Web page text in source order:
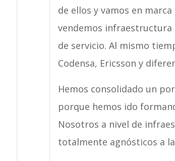
de ellos y vamos en
vendemos infraestructura
de servicio. Al mismo
Codensa, Ericsson y
Hemos consolidado un
porque hemos ido
Nosotros a nivel de
totalmente agnósticos a